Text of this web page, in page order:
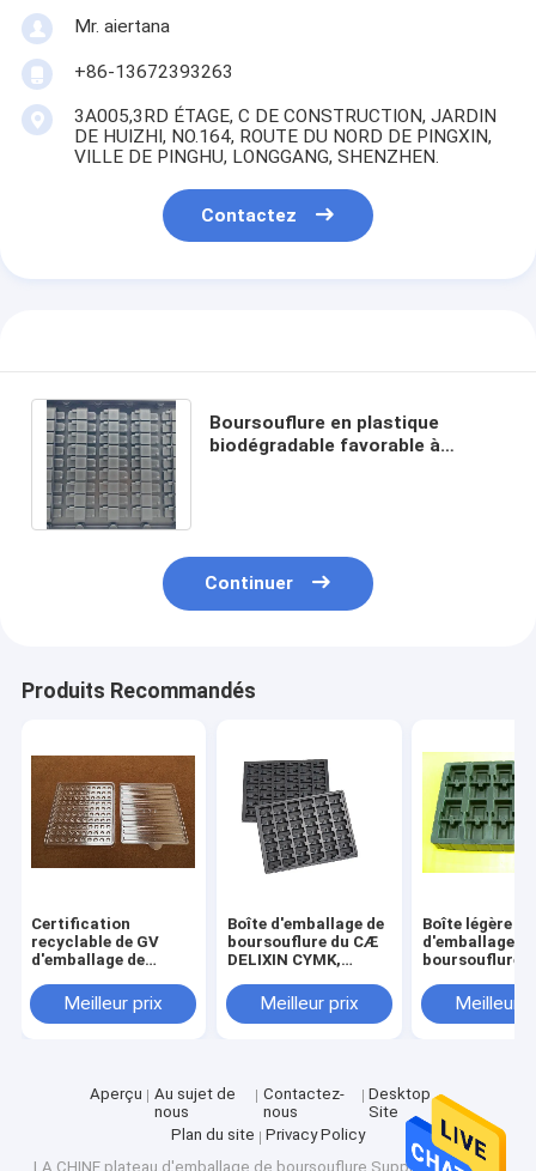
Aperçu
A propos de nous
Contact
nouvelles
Tous les cas
Bande d'emballage d'ESD
Bande de relief de transporteur
Accessoires de Cleanroom
Mr. aiertana
+86-13672393263
3A005,3RD ÉTAGE, C DE CONSTRUCTION, JARDIN
DE HUIZHI, NO.164, ROUTE DU NORD DE PINGXIN,
VILLE DE PINGHU, LONGGANG, SHENZHEN.
Contactez
Boursouflure en plastique
biodégradable favorable à
Continuer
Produits Recommandés
Certification
recyclable de GV
d'emballage de
d'animal familier non
toxique
Meilleur prix
Boîte d'emballage de
boursouflure du CÆ
DELIXIN CYMK,
empaquetage de
chocolat noir
Meilleur prix
Boîte légère
d'emballage de
boursouflure,
boursouflure
chocolat de
Meilleur
Aperçu
Au sujet de
nous
Contactez-
nous
Desktop
Site
Plan du site
Privacy Policy
LA CHINE plateau d'emballage de boursouflure Supplier.Copyright